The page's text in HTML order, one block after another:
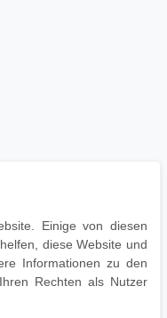
Stunden
gereinigt werden
Einige von diesen
diese Website und
Informationen zu den
Rechten als Nutzer